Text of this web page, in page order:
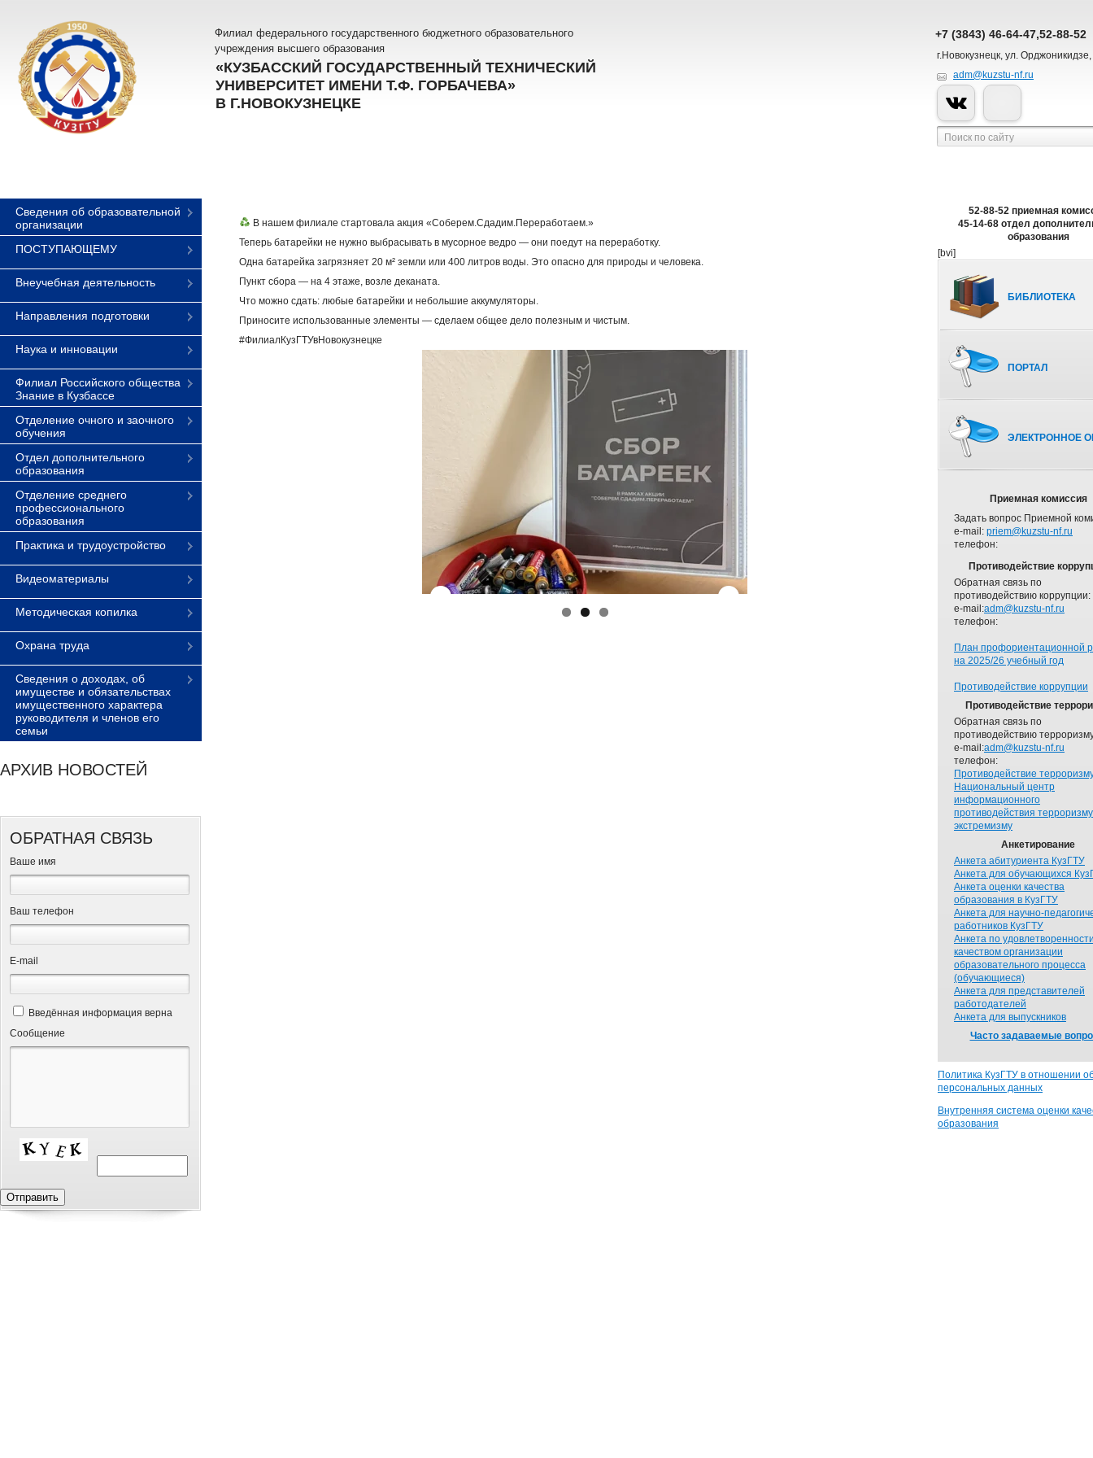
Филиал федерального государственного бюджетного образовательного
учреждения высшего образования
«КУЗБАССКИЙ ГОСУДАРСТВЕННЫЙ ТЕХНИЧЕСКИЙ
УНИВЕРСИТЕТ ИМЕНИ Т.Ф. ГОРБАЧЕВА»
В Г.НОВОКУЗНЕЦКЕ
+7 (3843) 46-64-47,52-88-52
г.Новокузнецк, ул.
adm@kuzstu-nf.ru
Сведения об образовательной
организации
ПОСТУПАЮЩЕМУ
Внеучебная деятельность
Направления подготовки
Наука и инновации
Филиал Российского общества
Знание в Кузбассе
Отделение очного и заочного
обучения
Отдел дополнительного
образования
Отделение среднего
профессионального
образования
Практика и трудоустройство
Видеоматериалы
Методическая копилка
Охрана труда
Сведения о доходах, об
имуществе и обязательствах
имущественного характера
руководителя и членов его
семьи
АРХИВ НОВОСТЕЙ
ОБРАТНАЯ СВЯЗЬ
Ваше имя
Ваш телефон
Е-mail
Введённая информация верна
Сообщение
В нашем филиале стартовала акция «Соберем.Сдадим.Переработаем.»
Теперь батарейки не нужно выбрасывать в мусорное ведро — они поедут на переработку.
Одна батарейка загрязняет 20 м² земли или 400 литров воды. Это опасно для природы и человека.
Пункт сбора — на 4 этаже, возле деканата.
Что можно сдать: любые батарейки и небольшие аккумуляторы.
Приносите использованные элементы — сделаем общее дело полезным и чистым.
#ФилиалКузГТУвНовокузнецке
52-88-52 приемная
45-14-68 отдел
образования
[bvi]
БИБЛИОТЕКА
ПОРТАЛ
ЭЛЕКТРОННОЕ
Приемная комиссия
Задать вопрос Приемной
e-mail: priem@kuzstu-nf.ru
телефон:
Противодействие
Обратная связь по
противодействию коррупции:
e-mail:adm@kuzstu-nf.ru
телефон:
План профориентационной
на 2025/26 учебный год
Противодействие коррупции
Противодействие
Обратная связь по
противодействию
e-mail:adm@kuzstu-nf.ru
телефон:
Противодействие
Национальный центр
информационного
противодействия
экстремизму
Анкетирование
Анкета абитуриента КузГТУ
Анкета для обучающихся
Анкета оценки качества
образования в КузГТУ
Анкета для научно-
работников КузГТУ
Анкета по
качеством организации
образовательного процесса
(обучающиеся)
Анкета для представителей
работодателей
Анкета для выпускников
Часто задаваемые
Политика КузГТУ в отношении
персональных данных
Внутренняя система оценки
образования